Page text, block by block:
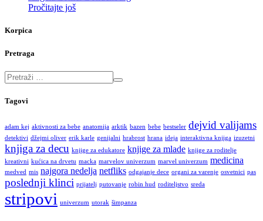
Pročitajte još
Korpica
Pretraga
Tagovi
adam kej aktivnosti za bebe anatomija arktik bazen bebe bestseler dejvid valijams
detektivi džejmi oliver erik karle genijalni hrabrost hrana ideja interaktivna knjiga izuzetni
knjiga za decu knjige za edukatore knjige za mlade knjige za roditelje
kreativni kućica na drvetu macka marvelov univerzum marvel univerzum medicina
medved mis najgora nedelja netfliks odgajanje dece organi za varenje osvetnici pas
poslednji klinci prijatelj putovanje robin hud roditeljstvo sreda
stripovi univerzum utorak šimpanza